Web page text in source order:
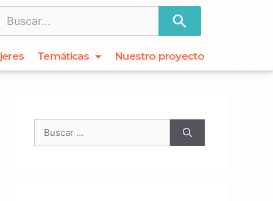
Temáticas Nuestro proyecto